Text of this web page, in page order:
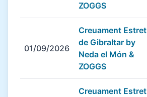
ZOGGS
01/09/2026
Creuament Estret
de Gibraltar by
Neda el Món &
ZOGGS
Creuament Estret